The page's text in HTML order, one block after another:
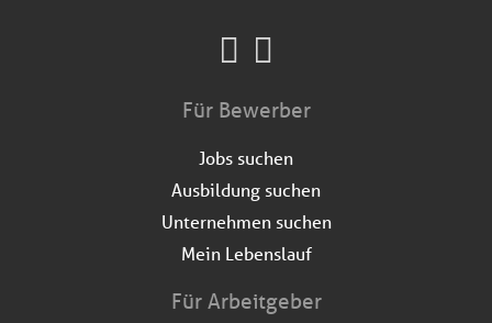
Für Bewerber
Jobs suchen
Ausbildung suchen
Unternehmen suchen
Mein Lebenslauf
Für Arbeitgeber